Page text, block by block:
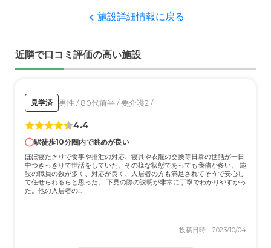
ほかの入居者のみなさんは定期的に送られてくる施設だよ
りで拝見する程度なので詳しくはわからないが、施設職員
外観・内装・居室・設備について
終の棲家として周囲の環境や施設の外観や内装、居室や設
備にいたるまで申し分のないものが用意されていて印象は
非常に満足している。
介護医療サービスについて
施設詳細情報に戻る
近隣で口コミ評価の高い施設
見学済 男性 / 80代前半 / 要介護2 /
4.4
駅徒歩10分圏内で眺めが良い
ほぼ寝たきりで食事や排泄の対応、寝具や衣服の交換等日常の世話が一日
中つきっきりで世話をしていた。その様な状態であっても我儘が多い。 施
設の職員の数が多く、対応が良く、入居者の方も満足されてそうで安心し
て任せられるらと思った。 下見の際の説明が非常に丁寧でわかりやすかっ
た。他の入居者の...
投稿日時：2023/10/04